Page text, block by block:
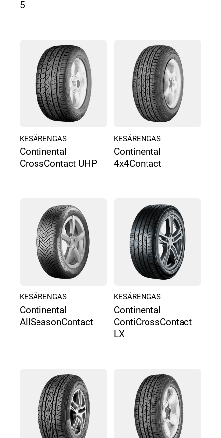
5
KESÄRENGAS
Continental
CrossContact UHP
KESÄRENGAS
Continental
4x4Contact
KESÄRENGAS
Continental
AllSeasonContact
KESÄRENGAS
Continental
ContiCrossContact
LX